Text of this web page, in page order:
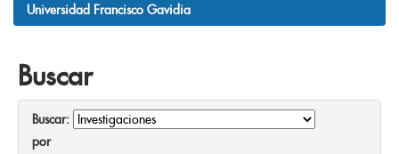
Universidad Francisco Gavidia
Buscar
Buscar:
por